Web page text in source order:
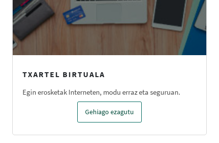
TXARTEL BIRTUALA
Egin erosketak Interneten, modu erraz eta seguruan.
Gehiago ezagutu